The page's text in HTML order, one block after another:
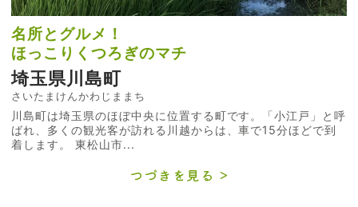
名所とグルメ！
ほっこりくつろぎのマチ
埼玉県川島町
さいたまけんかわじままち
川島町は埼玉県のほぼ中央に位置する町です。「小江戸」と呼
ばれ、多くの観光客が訪れる川越からは、車で15分ほどで到
着します。 東松山市...
つづきを見る